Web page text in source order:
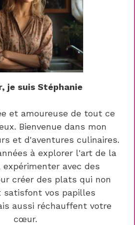
je suis Stéphanie
et amoureuse de tout ce
Bienvenue dans mon
et d'aventures culinaires.
à explorer l'art de la
avec des
créer des plats qui non
satisfont vos papilles
aussi réchauffent votre
cœur.